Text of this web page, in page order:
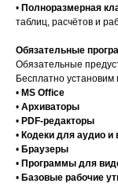
• Полноразмерная
таблиц, расчётов и
Обязательные
Обязательные
Бесплатно
• MS Office
• Архиваторы
• PDF-редакторы
• Кодеки для аудио и
• Браузеры
• Программы для
• Базовые рабочие